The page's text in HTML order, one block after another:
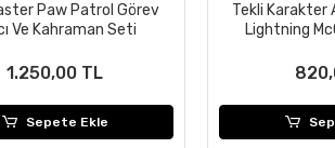
Paw Patrol Görev
Ve Kahraman Seti
1.250,00 TL
Sepete Ekle
Tekli Karakter
Lightning